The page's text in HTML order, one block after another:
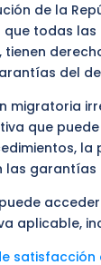
de la
todas
tienen
del
migratoria
que
la
las garantías
aplicable,